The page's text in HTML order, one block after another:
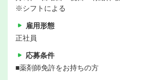
※シフトによる
雇用形態
正社員
応募条件
■薬剤師免許をお持ちの方